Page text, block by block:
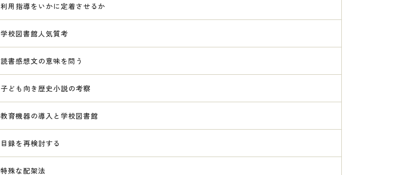
利用指導をいかに定着させるか
学校図書館人気質考
読書感想文の意味を問う
子ども向き歴史小説の考察
教育機器の導入と学校図書館
目録を再検討する
特殊な配架法